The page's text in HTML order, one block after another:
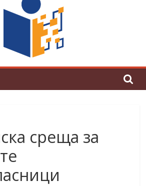
на Андерсен оживя в ОУ
„Любен Каравелов“
среща за